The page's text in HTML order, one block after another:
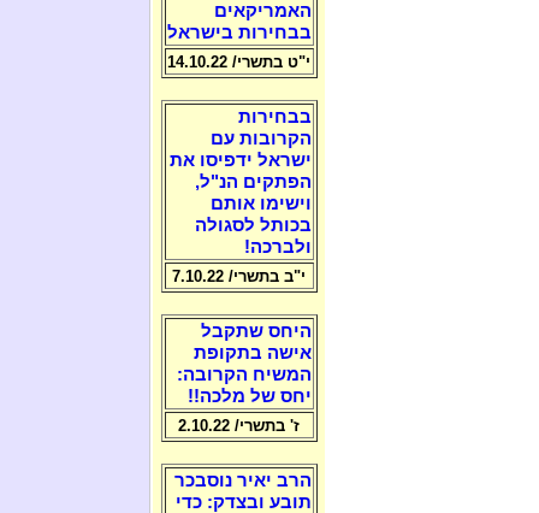
האמריקאים
בבחירות בישראל
י"ט בתשרי/ 14.10.22
בבחירות
הקרובות עם
ישראל ידפיסו את
הפתקים הנ"ל,
וישימו אותם
בכותל לסגולה
ולברכה!
י"ב בתשרי/ 7.10.22
היחס שתקבל
אישה בתקופת
המשיח הקרובה:
יחס של מלכה!!
ז' בתשרי/ 2.10.22
הרב יאיר נוסבכר
תובע ובצדק: כדי